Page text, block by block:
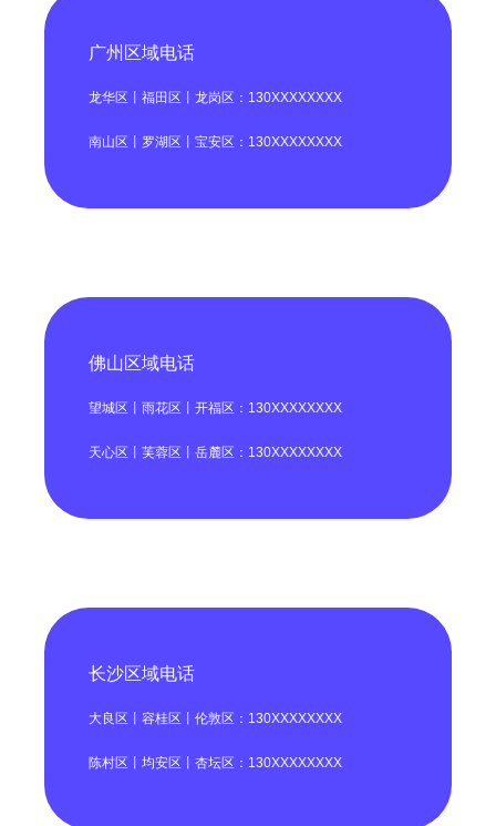
广州区域电话
龙华区丨福田区丨龙岗区：130XXXXXXXX
南山区丨罗湖区丨宝安区：130XXXXXXXX
佛山区域电话
望城区丨雨花区丨开福区：130XXXXXXXX
天心区丨芙蓉区丨岳麓区：130XXXXXXXX
长沙区域电话
大良区丨容桂区丨伦敦区：130XXXXXXXX
陈村区丨均安区丨杏坛区：130XXXXXXXX